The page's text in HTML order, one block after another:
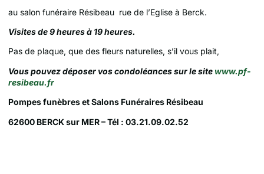
au salon funéraire Résibeau rue de l’Eglise à Berck.
Visites de 9 heures à 19 heures.
Pas de plaque, que des fleurs naturelles, s’il vous plait,
Vous pouvez déposer vos condoléances sur le site www.pf-
resibeau.fr
Pompes funèbres et Salons Funéraires Résibeau
62600 BERCK sur MER – Tél : 03.21.09.02.52